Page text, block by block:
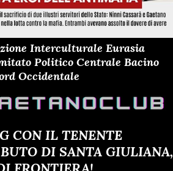
Interculturale Eurasia
Politico Centrale Bacino
Occidentale
CON IL TENENTE
DI SANTA GIULIANA,